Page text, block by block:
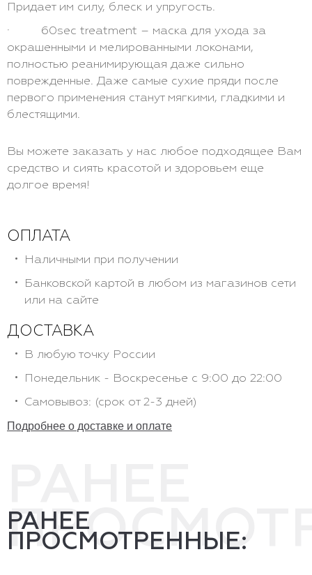
Придает им силу, блеск и упругость.
· 60sec treatment – маска для ухода за
окрашенными и мелированными локонами,
полностью реанимирующая даже сильно
поврежденные. Даже самые сухие пряди после
первого применения станут мягкими, гладкими и
блестящими.
Вы можете заказать у нас любое подходящее Вам
средство и сиять красотой и здоровьем еще
долгое время!
ОПЛАТА
Наличными при получении
Банковской картой в любом из магазинов сети
или на сайте
ДОСТАВКА
В любую точку России
Понедельник - Воскресенье с 9:00 до 22:00
Самовывоз: (срок от 2-3 дней)
Подробнее о доставке и оплате
РАНЕЕ
ПРОСМОТРЕННЫЕ: